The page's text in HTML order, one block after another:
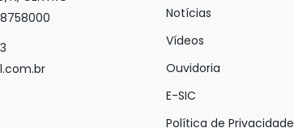
Notícias
Vídeos
Ouvidoria
E-SIC
Política de Privacidade